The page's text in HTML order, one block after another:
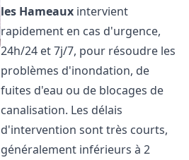
les Hameaux intervient
rapidement en cas d'urgence,
24h/24 et 7j/7, pour résoudre les
problèmes d'inondation, de
fuites d'eau ou de blocages de
canalisation. Les délais
d'intervention sont très courts,
généralement inférieurs à 2